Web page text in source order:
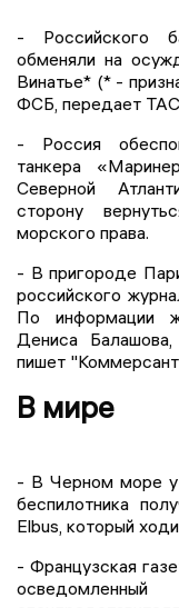
- Российского
обменяли на
Винатье* (* -
ФСБ, передает
- Россия
танкера
Северной
сторону
морского права.
- В пригороде
российского
По информации
Дениса
пишет
В мире
- В Черном море у
беспилотника
Elbus, который
- Французская